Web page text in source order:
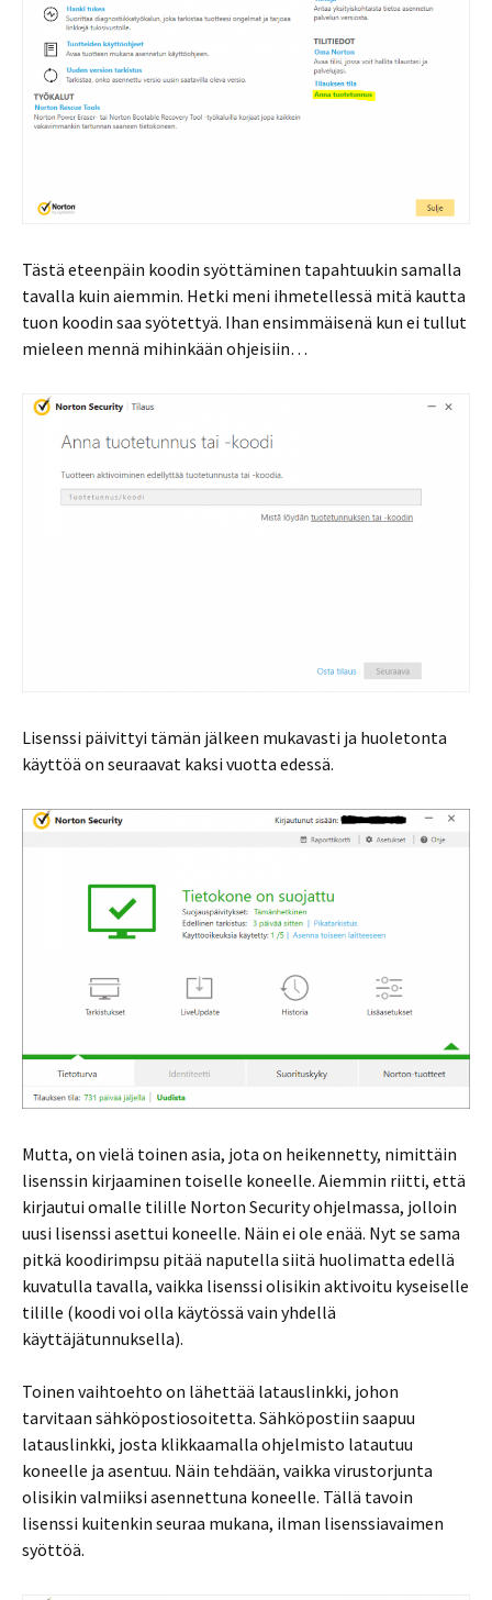
Tästä eteenpäin koodin syöttäminen tapahtuukin samalla
tavalla kuin aiemmin. Hetki meni ihmetellessä mitä kautta
tuon koodin saa syötettyä. Ihan ensimmäisenä kun ei tullut
mieleen mennä mihinkään ohjeisiin…
Lisenssi päivittyi tämän jälkeen mukavasti ja huoletonta
käyttöä on seuraavat kaksi vuotta edessä.
Mutta, on vielä toinen asia, jota on heikennetty, nimittäin
lisenssin kirjaaminen toiselle koneelle. Aiemmin riitti, että
kirjautui omalle tilille Norton Security ohjelmassa, jolloin
uusi lisenssi asettui koneelle. Näin ei ole enää. Nyt se sama
pitkä koodirimpsu pitää naputella siitä huolimatta edellä
kuvatulla tavalla, vaikka lisenssi olisikin aktivoitu kyseiselle
tilille (koodi voi olla käytössä vain yhdellä
käyttäjätunnuksella).
Toinen vaihtoehto on lähettää latauslinkki, johon
tarvitaan sähköpostiosoitetta. Sähköpostiin saapuu
latauslinkki, josta klikkaamalla ohjelmisto latautuu
koneelle ja asentuu. Näin tehdään, vaikka virustorjunta
olisikin valmiiksi asennettuna koneelle. Tällä tavoin
lisenssi kuitenkin seuraa mukana, ilman lisenssiavaimen
syöttöä.